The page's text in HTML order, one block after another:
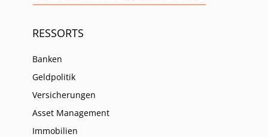
RESSORTS
Banken
Geldpolitik
Versicherungen
Asset Management
Immobilien